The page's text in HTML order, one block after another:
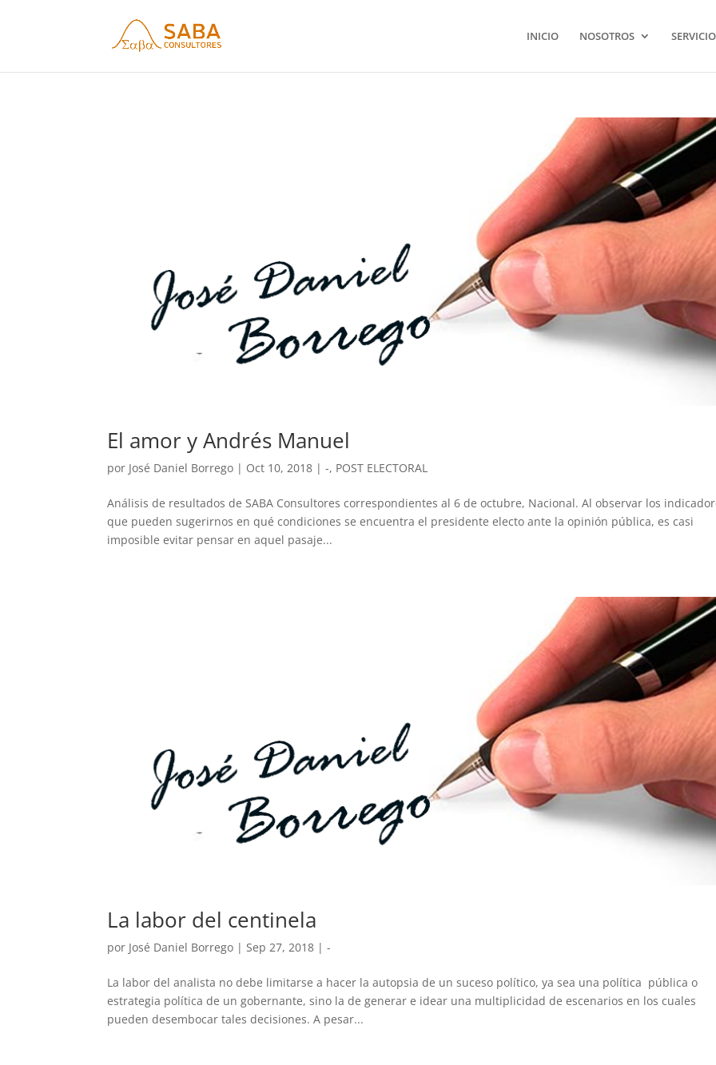
INICIO NOSOTROS
El amor y Andrés Manuel
por José Daniel Borrego | Oct 10, 2018 |-, POST ELECTORAL
Análisis de resultados de SABA Consultores correspondientes al 6 de octubre, Nacional. Al observar los
que pueden sugerirnos en qué condiciones se encuentra el presidente electo ante la opinión pública, es casi
imposible evitar pensar en aquel pasaje...
La labor del centinela
por José Daniel Borrego |Sep 27, 2018 |-
La labor del analista no debe limitarse a hacer la autopsia de un suceso político, ya sea una política pública o
estrategia política de un gobernante, sino la de generar e idear una multiplicidad de escenarios en los cuales
pueden desembocar tales decisiones. A pesar...